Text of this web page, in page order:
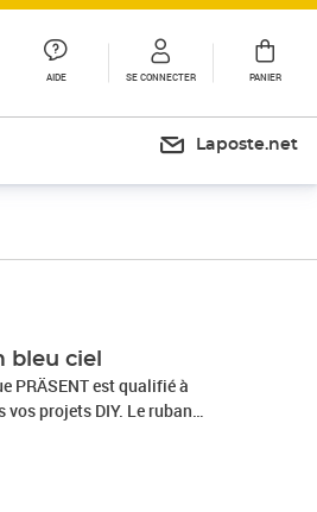
AIDE SE CONNECTER PANIER
Laposte.net
bleu ciel
PRÄSENT est qualifié à
projets DIY. Le ruban
en 100 % matériaux recyclés.
Laissez-vous inspirer